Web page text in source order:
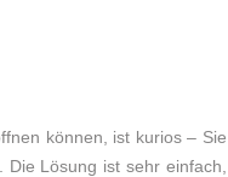
können, ist kurios – Sie
Lösung ist sehr einfach,